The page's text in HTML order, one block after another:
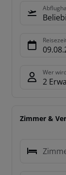
Wer
2
Zimmer &